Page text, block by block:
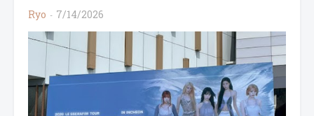
Ryo 7/14/2026